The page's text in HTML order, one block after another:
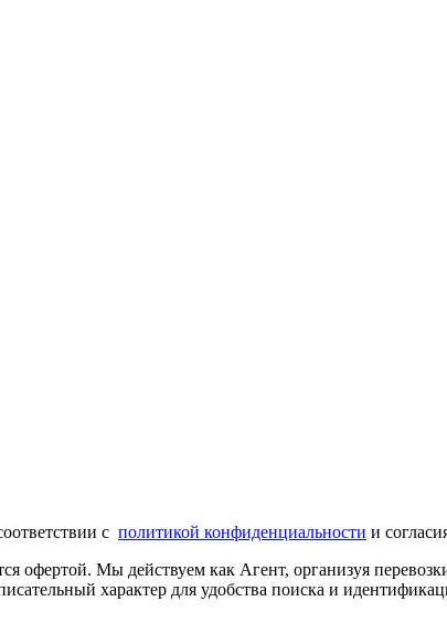
с политикой конфиденциальности и
офертой. Мы действуем как Агент, организуя
характер для удобства поиска и